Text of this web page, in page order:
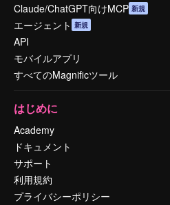
Claude/ChatGPT向けMCP 新規
エージェント 新規
API
モバイルアプリ
すべてのMagnificツール
はじめに
Academy
ドキュメント
サポート
利用規約
プライバシーポリシー